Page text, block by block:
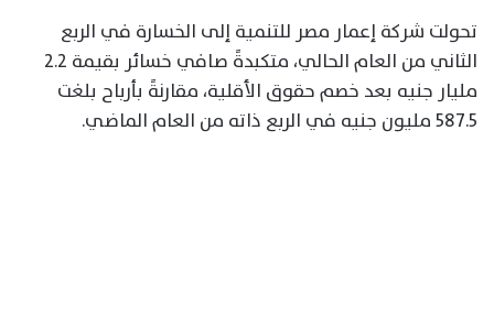
تحولت شركة إعمار مصر للتنمية إلى الخسارة في الربع
الثاني من العام الحالي، متكبدةً صافي خسائر بقيمة 2.2
مليار جنيه بعد خصم حقوق الأقلية، مقارنةً بأرباح بلغت
587.5 مليون جنيه في الربع ذاته من العام الماضي.